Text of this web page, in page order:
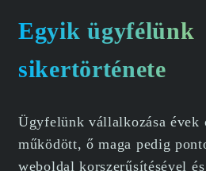
Egyik ügyfélünk
sikertörténete
Ügyfelünk vállalkozása évek
működött, ő maga pedig
weboldal korszerűsítésével